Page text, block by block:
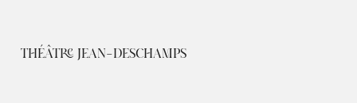
THÉÂTRE JEAN-DESCHAMPS